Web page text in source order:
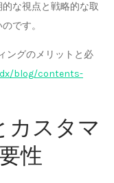
な視点と戦略的な取
です。
ングのメリットと必
blog/contents-
カスタマ
性